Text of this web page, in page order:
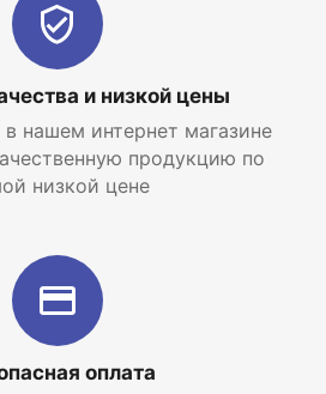
и низкой цены
нашем интернет магазине
продукцию по
низкой цене
оплата